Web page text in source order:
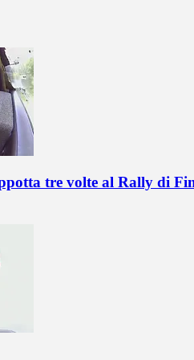
tre volte al Rally di